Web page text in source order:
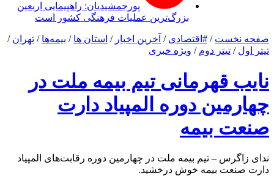
پورجمشیدیان: راهپیمایی اربعین
بزرگ‌ترین عملیات فرهنگی کشور است
صفحه نخست / #اقتصادی / آخرین اخبار / استان ها / بیمه‌ها / تهران /
تیتر اول / تیتر دوم / ویژه خبری
نایب قهرمانی تیم بیمه ملت در
چهارمین دوره المپیاد دارت
صنعت بیمه
ندای زاگرس – تیم بیمه ملت در چهارمین دوره رقابت‌های المپیاد
دارت صنعت بیمه خوش درخشید.